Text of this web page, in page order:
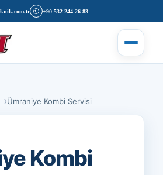
+90 532 244 26 83
Ümraniye Kombi Servisi
Kombi